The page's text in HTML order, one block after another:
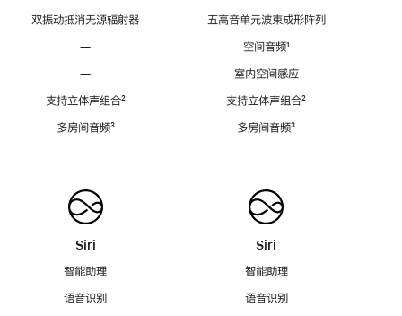
双振动抵消无源辐射器
—
—
支持立体声组合脚
²
多房间音频脚
³
Siri
智能助理
语音识别
五高音单元波束成形阵列
空间音频脚
¹
室内空间感应
支持立体声组合脚
²
多房间音频脚
³
Siri
智能助理
语音识别